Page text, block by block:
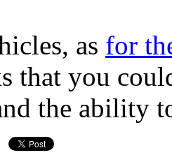
as for
that you
the ability